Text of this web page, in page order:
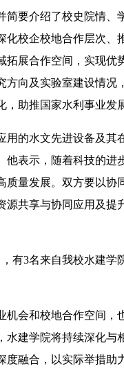
简要介绍了校史院情、
校企校地合作层次、
拓展合作空间，实现优
向及实验室建设情况
助推国家水利事业发
的水文先进设备及其
他表示，随着科技的进
质量发展。双方要以协
源共享与协同应用及提
有3名来自我校水建学
机会和校地合作空间，
建学院将持续深化与
度融合，以实际举措助
吴普特赴山东访